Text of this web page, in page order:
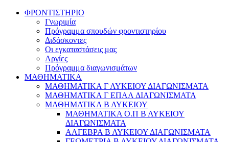
ΦΡΟΝΤΙΣΤΗΡΙΟ
Γνωριμία
Πρόγραμμα σπουδών φροντιστηρίου
Διδάσκοντες
Οι εγκαταστάσεις μας
Αργίες
Πρόγραμμα διαγωνισμάτων
ΜΑΘΗΜΑΤΙΚΑ
ΜΑΘΗΜΑΤΙΚΑ Γ ΛΥΚΕΙΟΥ ΔΙΑΓΩΝΙΣΜΑΤΑ
ΜΑΘΗΜΑΤΙΚΑ Γ ΕΠΑΛ ΔΙΑΓΩΝΙΣΜΑΤΑ
ΜΑΘΗΜΑΤΙΚΑ Β ΛΥΚΕΙΟΥ
ΜΑΘΗΜΑΤΙΚΑ Ο.Π Β ΛΥΚΕΙΟΥ
ΔΙΑΓΩΝΙΣΜΑΤΑ
ΑΛΓΕΒΡΑ Β ΛΥΚΕΙΟΥ ΔΙΑΓΩΝΙΣΜΑΤΑ